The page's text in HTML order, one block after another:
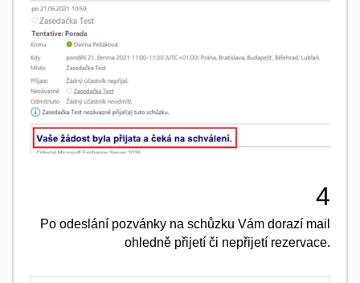
4
Po odeslání pozvánky na schůzku Vám dorazí mail
ohledně přijetí či nepřijetí rezervace.